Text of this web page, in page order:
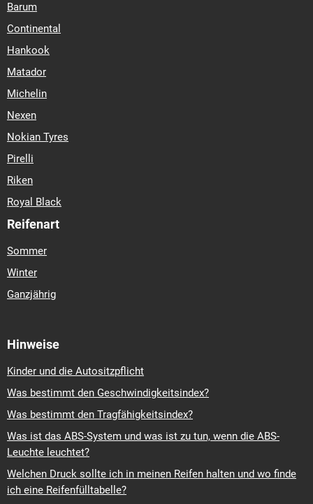
Barum
Continental
Hankook
Matador
Michelin
Nexen
Nokian Tyres
Pirelli
Riken
Royal Black
Reifenart
Sommer
Winter
Ganzjährig
Hinweise
Kinder und die Autositzpflicht
Was bestimmt den Geschwindigkeitsindex?
Was bestimmt den Tragfähigkeitsindex?
Was ist das ABS-System und was ist zu tun, wenn die ABS-
Leuchte leuchtet?
Welchen Druck sollte ich in meinen Reifen halten und wo finde
ich eine Reifenfülltabelle?